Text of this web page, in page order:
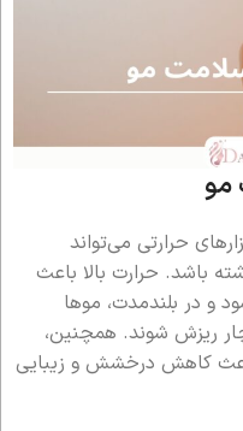
مو
حرارتی می‌تواند
باشد. حرارت بالا باعث
و در بلندمدت، موها
ریزش شوند. همچنین،
کاهش درخشش و زیبایی